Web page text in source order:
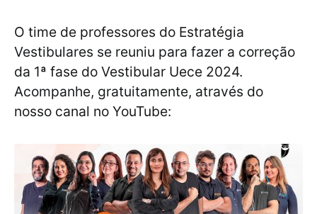
O time de professores do Estratégia
Vestibulares se reuniu para fazer a correção
da 1ª fase do Vestibular Uece 2024.
Acompanhe, gratuitamente, através do
nosso canal no YouTube: